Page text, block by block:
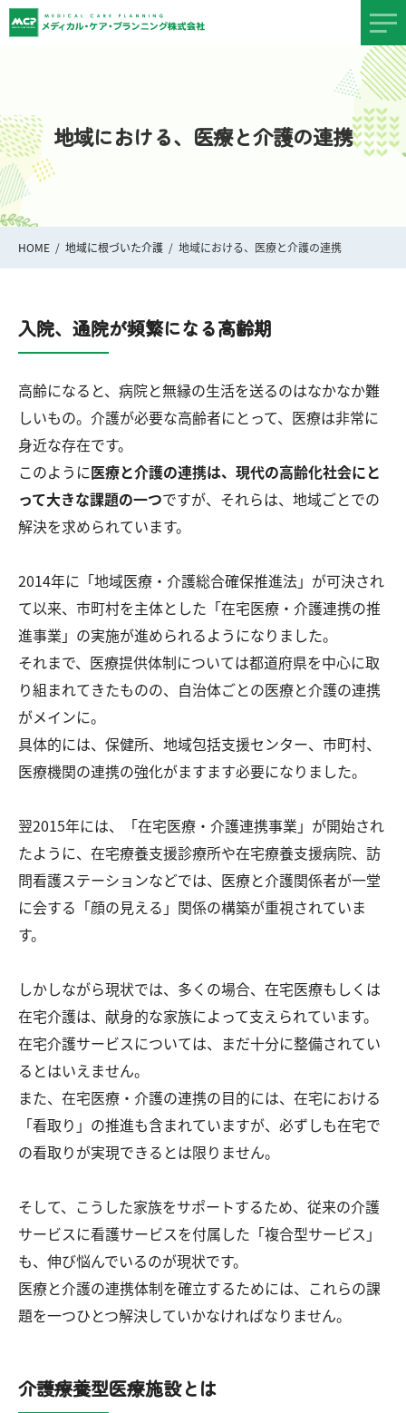
地域における、医療と介護の連携
HOME 地域に根づいた介護 地域における、医療と介護の連携
入院、通院が頻繁になる高齢期
高齢になると、病院と無縁の生活を送るのはなかなか難
しいもの。介護が必要な高齢者にとって、医療は非常に
身近な存在です。
このように医療と介護の連携は、現代の高齢化社会にと
って大きな課題の一つですが、それらは、地域ごとでの
解決を求められています。
2014年に「地域医療・介護総合確保推進法」が可決され
て以来、市町村を主体とした「在宅医療・介護連携の推
進事業」の実施が進められるようになりました。
それまで、医療提供体制については都道府県を中心に取
り組まれてきたものの、自治体ごとの医療と介護の連携
がメインに。
具体的には、保健所、地域包括支援センター、市町村、
医療機関の連携の強化がますます必要になりました。
翌2015年には、「在宅医療・介護連携事業」が開始され
たように、在宅療養支援診療所や在宅療養支援病院、訪
問看護ステーションなどでは、医療と介護関係者が一堂
に会する「顔の見える」関係の構築が重視されていま
す。
しかしながら現状では、多くの場合、在宅医療もしくは
在宅介護は、献身的な家族によって支えられています。
在宅介護サービスについては、まだ十分に整備されてい
るとはいえません。
また、在宅医療・介護の連携の目的には、在宅における
「看取り」の推進も含まれていますが、必ずしも在宅で
の看取りが実現できるとは限りません。
そして、こうした家族をサポートするため、従来の介護
サービスに看護サービスを付属した「複合型サービス」
も、伸び悩んでいるのが現状です。
医療と介護の連携体制を確立するためには、これらの課
題を一つひとつ解決していかなければなりません。
介護療養型医療施設とは